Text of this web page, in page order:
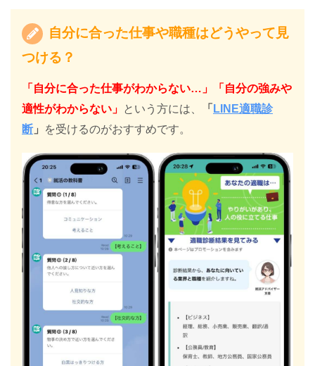
自分に合った仕事や職種はどうやって見
つける？
「自分に合った仕事がわからない…」「自分の強みや
適性がわからない」 という方には、 「 LINE適職診
断 」 を受けるのがおすすめです。